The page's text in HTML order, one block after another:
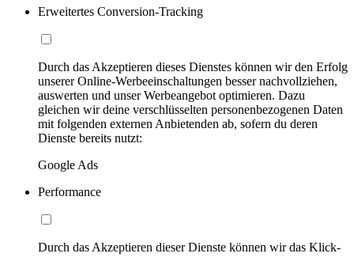
Erweitertes Conversion-Tracking
Durch das Akzeptieren dieses Dienstes können wir den Erfolg
unserer Online-Werbeeinschaltungen besser nachvollziehen,
auswerten und unser Werbeangebot optimieren. Dazu
gleichen wir deine verschlüsselten personenbezogenen Daten
mit folgenden externen Anbietenden ab, sofern du deren
Dienste bereits nutzt:
Google Ads
Performance
Durch das Akzeptieren dieser Dienste können wir das Klick-